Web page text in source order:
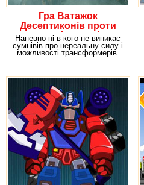
Гра Ватажок
Десептиконів проти
трансформерів
Напевно ні в кого не виникає
сумнівів про нереальну силу і
можливості трансформерів.